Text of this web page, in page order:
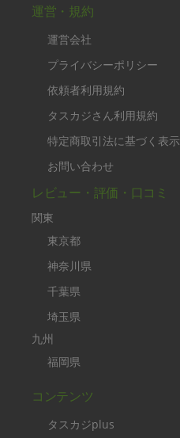
運営・規約
運営会社
プライバシーポリシー
依頼者利用規約
タスカジさん利用規約
特定商取引法に基づく表示
お問い合わせ
レビュー・評価・口コミ
関東
東京都
神奈川県
千葉県
埼玉県
九州
福岡県
コンテンツ
タスカジplus